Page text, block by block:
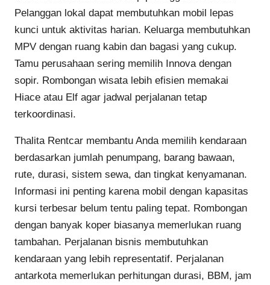
Pelanggan lokal dapat membutuhkan mobil lepas
kunci untuk aktivitas harian. Keluarga membutuhkan
MPV dengan ruang kabin dan bagasi yang cukup.
Tamu perusahaan sering memilih Innova dengan
sopir. Rombongan wisata lebih efisien memakai
Hiace atau Elf agar jadwal perjalanan tetap
terkoordinasi.
Thalita Rentcar membantu Anda memilih kendaraan
berdasarkan jumlah penumpang, barang bawaan,
rute, durasi, sistem sewa, dan tingkat kenyamanan.
Informasi ini penting karena mobil dengan kapasitas
kursi terbesar belum tentu paling tepat. Rombongan
dengan banyak koper biasanya memerlukan ruang
tambahan. Perjalanan bisnis membutuhkan
kendaraan yang lebih representatif. Perjalanan
antarkota memerlukan perhitungan durasi, BBM, jam